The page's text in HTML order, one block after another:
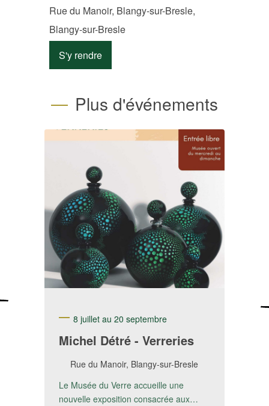
Rue du Manoir, Blangy-sur-Bresle,
Blangy-sur-Bresle
S'y rendre
Plus d'événements
8 juillet au 20 septembre
Michel Détré - Verreries
Rue du Manoir, Blangy-sur-Bresle
Le Musée du Verre accueille une
nouvelle exposition consacrée aux